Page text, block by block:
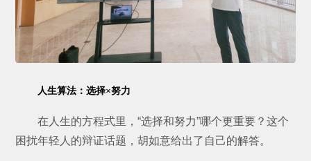
人生算法：选择×努力
在人生的方程式里，“选择和努力”哪个更重要？这个
困扰年轻人的辩证话题，胡如意给出了自己的解答。